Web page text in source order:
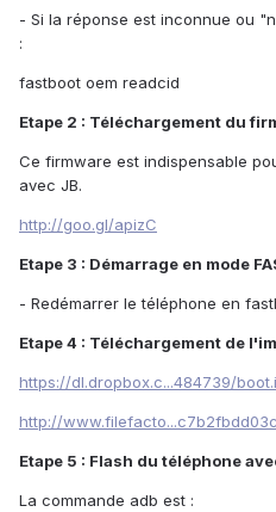
- Si la réponse est inconnue ou
:
fastboot oem readcid
Etape 2 : Téléchargement du
Ce firmware est indispensable
avec JB.
http://goo.gl/apizC
Etape 3 : Démarrage en mode
- Redémarrer le téléphone en
Etape 4 : Téléchargement de
https://dl.dropbox.c...484739/
http://
Etape 5 : Flash du téléphone
La commande adb est :